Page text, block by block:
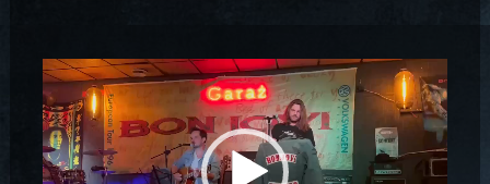
Odtwarzacz
video